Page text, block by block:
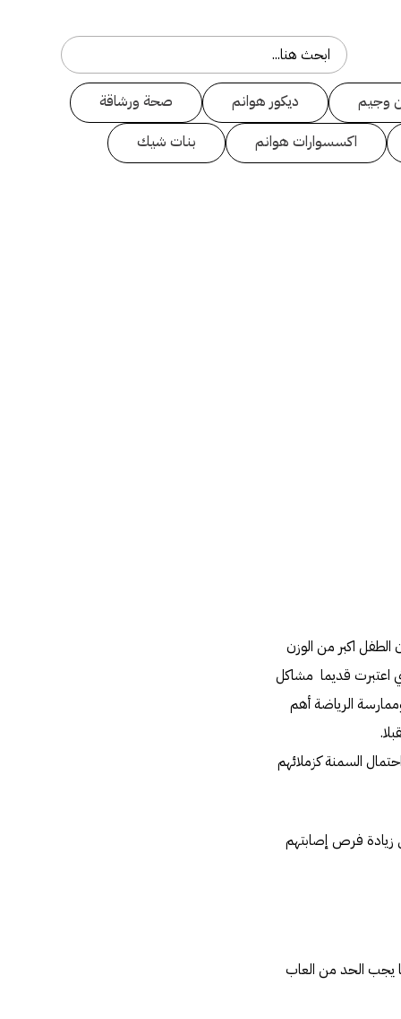
وجيم ديكور هوانم
صحة ورشاقة
اكسسوارات هوانم
بنات شيك
اكبر من الوزن
اعتبرت قديما مشاكل
الرياضة أهم
السمنة كزملائهم
زيادة فرص إصابتهم
يجب الحد من العاب